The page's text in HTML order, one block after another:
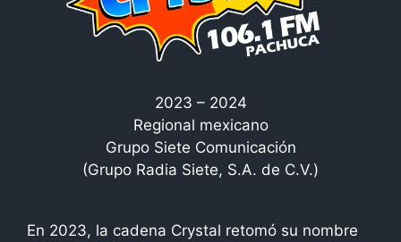
2023 – 2024
Regional mexicano
Grupo Siete Comunicación
(Grupo Radia Siete, S.A. de C.V.)
En 2023, la cadena Crystal retomó su nombre